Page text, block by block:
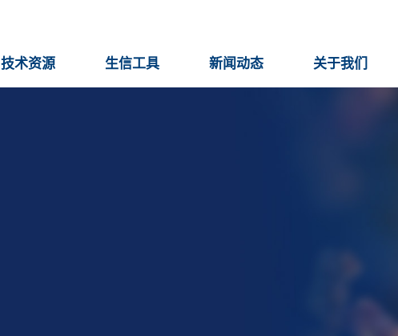
技术资源 生信工具 新闻动态 关于我们